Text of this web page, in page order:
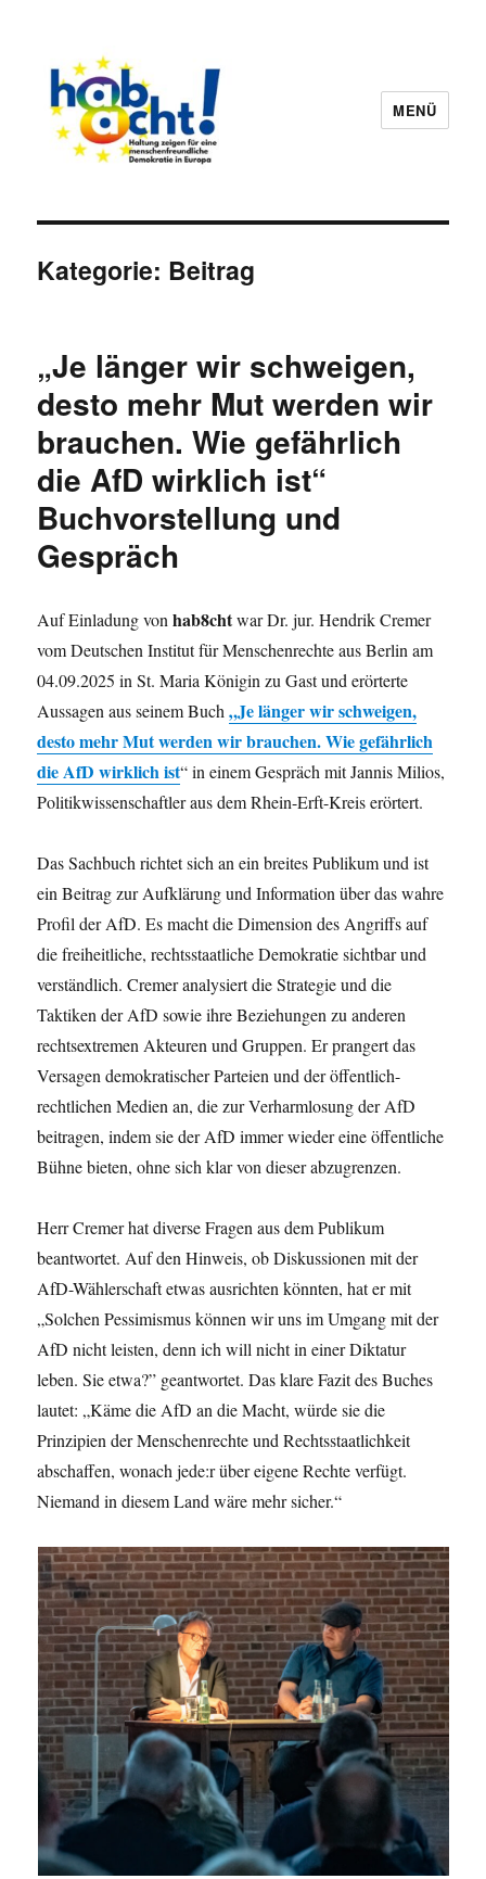
MENÜ
Kategorie: Beitrag
„Je länger wir schweigen,
desto mehr Mut werden wir
brauchen. Wie gefährlich
die AfD wirklich ist“
Buchvorstellung und
Gespräch
Auf Einladung vonhab8chtwar Dr. jur. Hendrik Cremer
vom Deutschen Institut für Menschenrechte aus Berlin am
04.09.2025 in St. Maria Königin zu Gast und erörterte
Aussagen aus seinem Buch„Je länger wir schweigen,
desto mehr Mut werden wir brauchen. Wie gefährlich
die AfD wirklich ist“ in einem Gespräch mit Jannis Milios,
Politikwissenschaftler aus dem Rhein-Erft-Kreis erörtert.
Das Sachbuch richtet sich an ein breites Publikum und ist
ein Beitrag zur Aufklärung und Information über das wahre
Profil der AfD. Es macht die Dimension des Angriffs auf
die freiheitliche, rechtsstaatliche Demokratie sichtbar und
verständlich. Cremer analysiert die Strategie und die
Taktiken der AfD sowie ihre Beziehungen zu anderen
rechtsextremen Akteuren und Gruppen. Er prangert das
Versagen demokratischer Parteien und der öffentlich-
rechtlichen Medien an, die zur Verharmlosung der AfD
beitragen, indem sie der AfD immer wieder eine öffentliche
Bühne bieten, ohne sich klar von dieser abzugrenzen.
Herr Cremer hat diverse Fragen aus dem Publikum
beantwortet. Auf den Hinweis, ob Diskussionen mit der
AfD-Wählerschaft etwas ausrichten könnten, hat er mit
„Solchen Pessimismus können wir uns im Umgang mit der
AfD nicht leisten, denn ich will nicht in einer Diktatur
leben. Sie etwa?” geantwortet. Das klare Fazit des Buches
lautet: „Käme die AfD an die Macht, würde sie die
Prinzipien der Menschenrechte und Rechtsstaatlichkeit
abschaffen, wonach jede:r über eigene Rechte verfügt.
Niemand in diesem Land wäre mehr sicher.“